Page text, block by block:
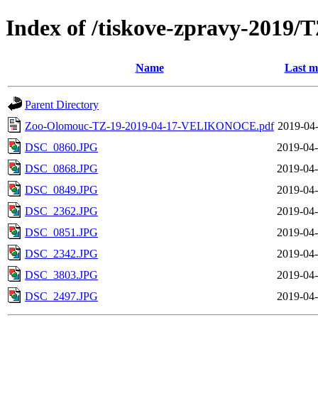
Index of /tiskove-zpravy-2019/
Name Last
Parent Directory
Zoo-Olomouc-TZ-19-2019-04-17-VELIKONOCE.pdf 2019-
DSC_0860.JPG
2019-
DSC_0868.JPG
2019-
DSC_0849.JPG
2019-
DSC_2362.JPG
2019-
DSC_0851.JPG
2019-
DSC_2342.JPG
2019-
DSC_3803.JPG
2019-
DSC_2497.JPG
2019-